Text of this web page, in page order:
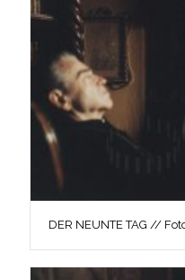
DER NEUNTE TAG //